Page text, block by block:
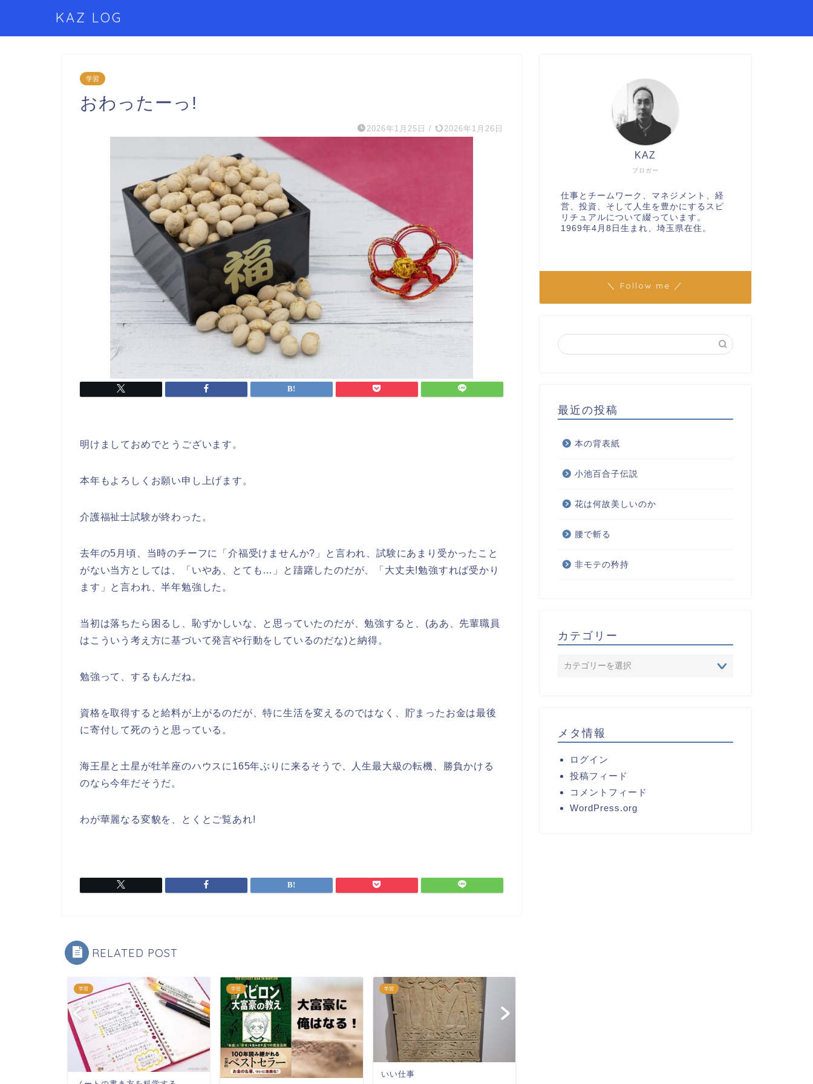
KAZ LOG
学習
おわったーっ!
2026年1月25日 / 2026年1月26日
明けましておめでとうございます。
本年もよろしくお願い申し上げます。
介護福祉士試験が終わった。
去年の5月頃、当時のチーフに「介福受けませんか?」と言われ、試験にあまり受かったこと
がない当方としては、「いやあ、とても…」と躊躇したのだが、「大丈夫!勉強すれば受かり
ます」と言われ、半年勉強した。
当初は落ちたら困るし、恥ずかしいな、と思っていたのだが、勉強すると、(ああ、先輩職員
はこういう考え方に基づいて発言や行動をしているのだな)と納得。
勉強って、するもんだね。
資格を取得すると給料が上がるのだが、特に生活を変えるのではなく、貯まったお金は最後
に寄付して死のうと思っている。
海王星と土星が牡羊座のハウスに165年ぶりに来るそうで、人生最大級の転機、勝負かける
のなら今年だそうだ。
わが華麗なる変貌を、とくとご覧あれ!
RELATED POST
学習 学習 学習
いい仕事
ブロガー
KAZ
仕事とチームワーク、マネジメント、経
営、投資、そして人生を豊かにするスピ
リチュアルについて綴っています。
1969年4月8日生まれ、埼玉県在住。
＼ Follow me ／
最近の投稿
本の背表紙
小池百合子伝説
花は何故美しいのか
腰で斬る
非モテの矜持
カテゴリー
メタ情報
ログイン
投稿フィード
コメントフィード
WordPress.org